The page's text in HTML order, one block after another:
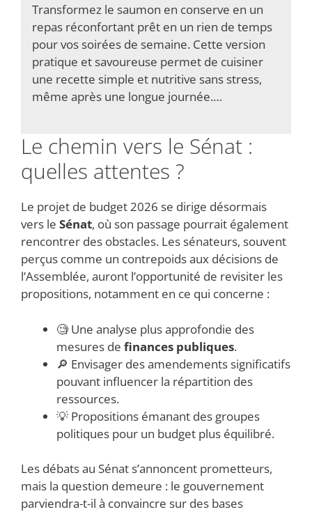
Transformez le saumon en conserve en un
repas réconfortant prêt en un rien de temps
pour vos soirées de semaine. Cette version
pratique et savoureuse permet de cuisiner
une recette simple et nutritive sans stress,
même après une longue journée.…
Le chemin vers le Sénat :
quelles attentes ?
Le projet de budget 2026 se dirige désormais
vers le Sénat, où son passage pourrait également
rencontrer des obstacles. Les sénateurs, souvent
perçus comme un contrepoids aux décisions de
l’Assemblée, auront l’opportunité de revisiter les
propositions, notamment en ce qui concerne :
🧐 Une analyse plus approfondie des
mesures de finances publiques.
🔎 Envisager des amendements significatifs
pouvant influencer la répartition des
ressources.
💡 Propositions émanant des groupes
politiques pour un budget plus équilibré.
Les débats au Sénat s’annoncent prometteurs,
mais la question demeure : le gouvernement
parviendra-t-il à convaincre sur des bases